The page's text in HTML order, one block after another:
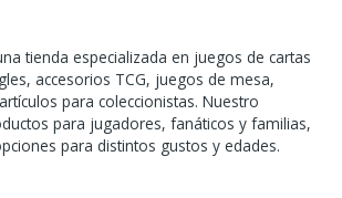
tienda especializada en juegos de cartas
accesorios TCG, juegos de mesa,
para coleccionistas. Nuestro
para jugadores, fanáticos y familias,
para distintos gustos y edades.